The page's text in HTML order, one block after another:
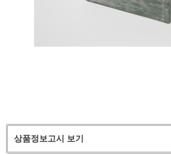
상품정보고시 보기